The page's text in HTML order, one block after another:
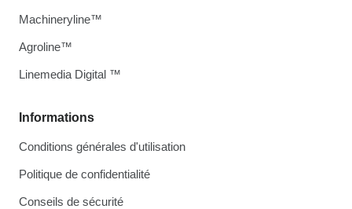
Informations
Conditions générales d'utilisation
Politique de confidentialité
Conseils de sécurité
Machineryline™
Agroline™
Linemedia Digital ™